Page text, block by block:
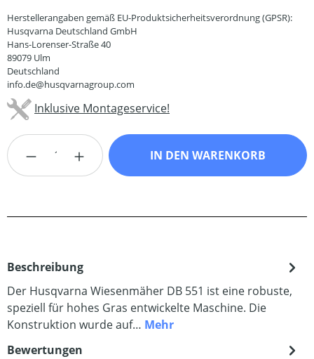
Herstellerangaben gemäß EU-Produktsicherheitsverordnung (GPSR):
Husqvarna Deutschland GmbH
Hans-Lorenser-Straße 40
89079 Ulm
Deutschland
info.de@husqvarnagroup.com
Inklusive Montageservice!
Produkt Anzahl: Gib den gewünschten
IN DEN WARENKORB
Beschreibung
Der Husqvarna Wiesenmäher DB 551 ist eine robuste,
speziell für hohes Gras entwickelte Maschine. Die
Konstruktion wurde auf… Mehr
Bewertungen